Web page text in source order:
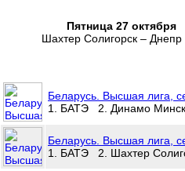
Пятница 27 октября
Шахтер Солигорск – Днепр
Беларусь. Высшая лига,
1. БАТЭ 2. Динамо
Беларусь. Высшая лига,
1. БАТЭ 2. Шахтер